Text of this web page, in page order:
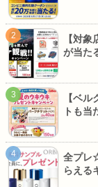
【対
が当た
【ベ
トも当
全プレ
らえる